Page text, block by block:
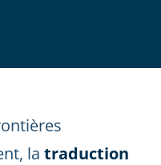
la traduction